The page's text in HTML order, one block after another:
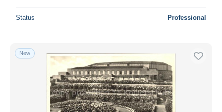
Status Professional
New